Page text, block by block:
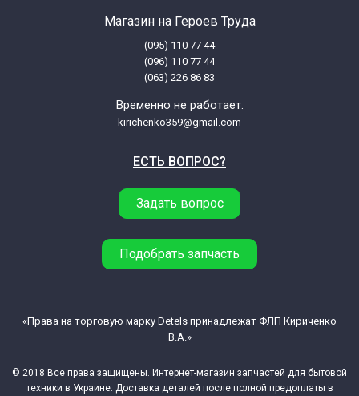
F102610 (859991026100 869991026100)
Indesit BWA71053WPL 61035240000
F103524 (859991035240 869991035240)
Indesit BWA71053WPL 61035240097
869991623040 (859991623040 F162304)
F101057 (859991010570 869991010570)
Магазин на Героев Труда
(095) 110 77 44
(096) 110 77 44
(063) 226 86 83
Временно не работает.
kirichenko359@gmail.com
ЕСТЬ ВОПРОС?
Задать вопрос
Подобрать запчасть
© 2018 Все права защищены. Интернет-магазин запчастей для бытовой
техники в Украине. Доставка деталей после полной предоплаты в
«Права на торговую марку Detels принадлежат ФЛП Кириченко
В.А.»